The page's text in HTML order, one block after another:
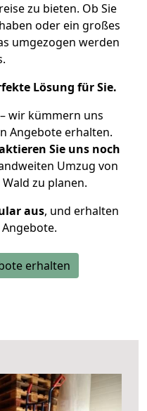
zu bieten. Ob Sie
oder ein großes
umgezogen werden
Lösung für Sie.
wir kümmern uns
Angebote erhalten.
Sie uns noch
Umzug von
zu planen.
aus, und erhalten
erhalten